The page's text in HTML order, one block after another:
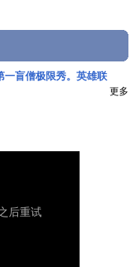
盲僧极限秀。英雄联
更多